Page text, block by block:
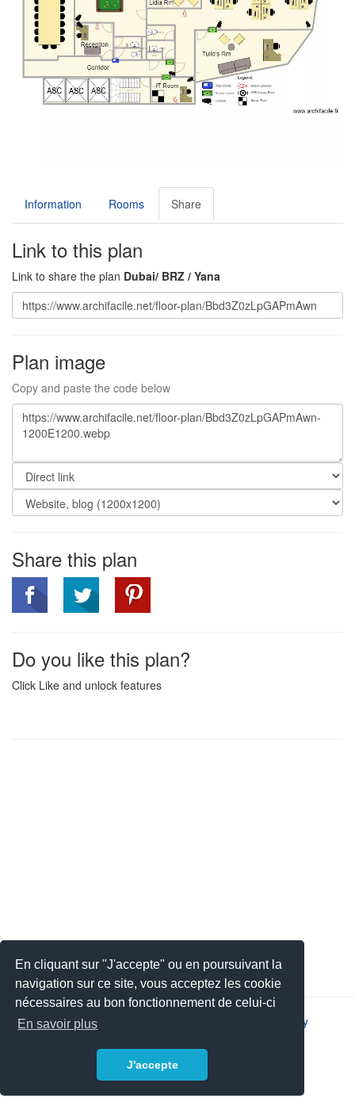
En cliquant sur "J'accepte" ou en poursuivant la
navigation sur ce site, vous acceptez les cookie
nécessaires au bon fonctionnement de celui-ci
En savoir plus
J'accepte
Information Rooms Share
Link to this plan
Link to share the plan Dubai/ BRZ / Yana
Plan image
Copy and paste the code below
Share this plan
Do you like this plan?
Click Like and unlock features
2026 © JSYS | Privacy policy